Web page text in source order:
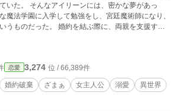
密かな夢があっ
魔法学園に入学して勉強をし、宮廷魔術師になり、
を結ぶ際に、両親を支援する
ったが、夢自体は諦めきれずに過ごしていたある
た婚約者は、アイリーンなど体のいい使用人程度に
とを知る。 どういうことか問い詰め
ると言われてしまったアイリーンは、ついに我慢の
てから婚約者の家を飛び出した。 実家に帰っ
知人で特別な男性であるエルヴィンから、とあるこ
恋愛 3,274 位 / 66,389件
婚約破棄 ざまぁ 女主人公 溺愛
異世界